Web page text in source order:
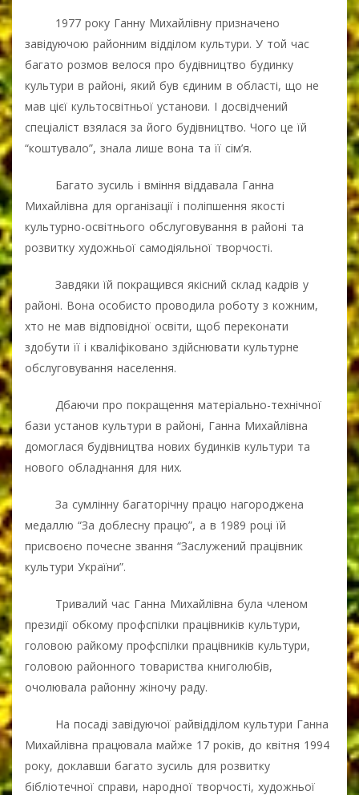
1977 року Ганну Михайлівну призначено
завідуючою районним відділом культури. У той час
багато розмов велося про будівництво будинку
культури в районі, який був єдиним в області, що не
мав цієї культосвітньої установи. І досвідчений
спеціаліст взялася за його будівництво. Чого це їй
“коштувало”, знала лише вона та її сім’я.
Багато зусиль і вміння віддавала Ганна
Михайлівна для організації і поліпшення якості
культурно-освітнього обслуговування в районі та
розвитку художньої самодіяльної творчості.
Завдяки їй покращився якісний склад кадрів у
районі. Вона особисто проводила роботу з кожним,
хто не мав відповідної освіти, щоб переконати
здобути її і кваліфіковано здійснювати культурне
обслуговування населення.
Дбаючи про покращення матеріально-технічної
бази установ культури в районі, Ганна Михайлівна
домоглася будівництва нових будинків культури та
нового обладнання для них.
За сумлінну багаторічну працю нагороджена
медаллю “За доблесну працю”, а в 1989 році їй
присвоєно почесне звання “Заслужений працівник
культури України”.
Тривалий час Ганна Михайлівна була членом
президії обкому профспілки працівників культури,
головою райкому профспілки працівників культури,
головою районного товариства книголюбів,
очолювала районну жіночу раду.
На посаді завідуючої райвідділом культури Ганна
Михайлівна працювала майже 17 років, до квітня 1994
року, доклавши багато зусиль для розвитку
бібліотечної справи, народної творчості, художньої